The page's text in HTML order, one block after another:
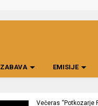
ZABAVA EMISIJE
Večeras “Potkozarje